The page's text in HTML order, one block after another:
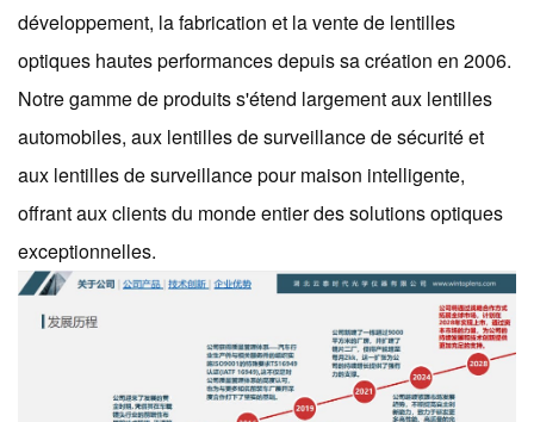
développement, la fabrication et la vente de lentilles
optiques hautes performances depuis sa création en 2006.
Notre gamme de produits s'étend largement aux lentilles
automobiles, aux lentilles de surveillance de sécurité et
aux lentilles de surveillance pour maison intelligente,
offrant aux clients du monde entier des solutions optiques
exceptionnelles.